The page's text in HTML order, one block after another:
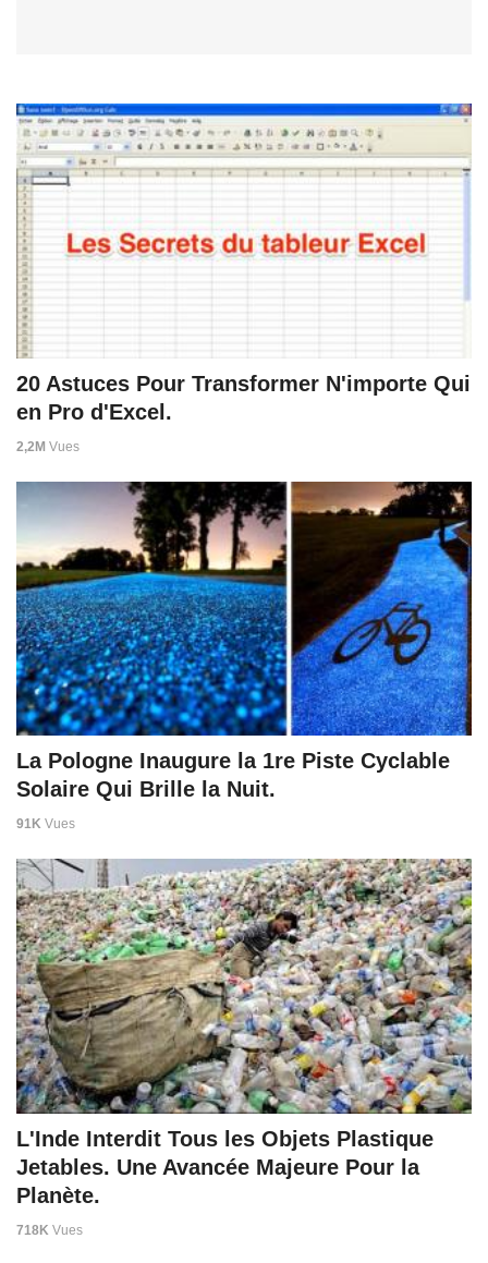
20 Astuces Pour Transformer N'importe Qui
en Pro d'Excel.
2,2M Vues
La Pologne Inaugure la 1re Piste Cyclable
Solaire Qui Brille la Nuit.
91K Vues
L'Inde Interdit Tous les Objets Plastique
Jetables. Une Avancée Majeure Pour la
Planète.
718K Vues